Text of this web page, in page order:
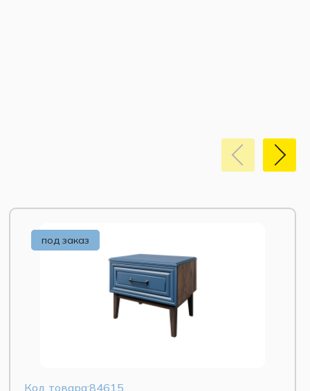
под заказ
Код товара:84615